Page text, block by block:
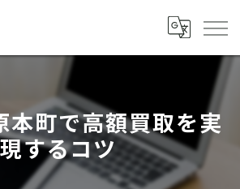
本町で高額買取を実
現するコツ